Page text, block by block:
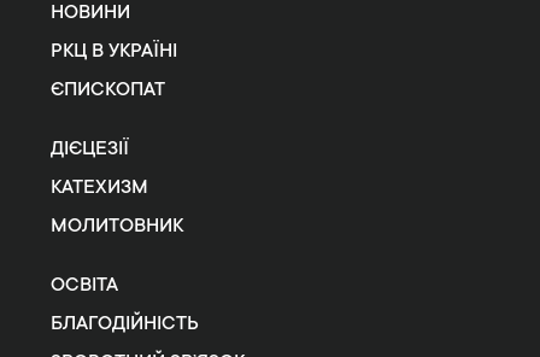
НОВИНИ
РКЦ В УКРАЇНІ
ЄПИСКОПАТ
ДІЄЦЕЗІЇ
КАТЕХИЗМ
МОЛИТОВНИК
ОСВІТА
БЛАГОДІЙНІСТЬ